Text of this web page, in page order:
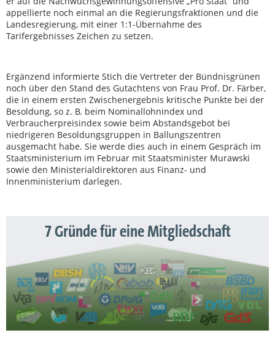
appellierte noch einmal an die Regierungsfraktionen und die
Landesregierung, mit einer 1:1-Übernahme des
Tarifergebnisses Zeichen zu setzen.
Ergänzend informierte Stich die Vertreter der Bündnisgrünen
noch über den Stand des Gutachtens von Frau Prof. Dr. Färber,
die in einem ersten Zwischenergebnis kritische Punkte bei der
Besoldung, so z. B. beim Nominallohnindex und
Verbraucherpreisindex sowie beim Abstandsgebot bei
niedrigeren Besoldungsgruppen in Ballungszentren
ausgemacht habe. Sie werde dies auch in einem Gespräch im
Staatsministerium im Februar mit Staatsminister Murawski
sowie den Ministerialdirektoren aus Finanz- und
Innenministerium darlegen.
7 Gründe für eine Mitgliedschaft